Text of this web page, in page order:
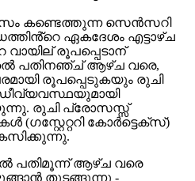
കണ്ടെത്തുന്ന സെൻസറി
ഏകദേശം എട്ടാഴ്ച
രൂപപ്പെടാന്
പതിനഞ്ച് ആഴ്ച വരെ,
രൂപപ്പെടുകയും രുചി
രുചി പ്രോസസ്സ്
(ഗസ്റ്റേറ്ററി കോർട്ടെക്സ്)
പതിമൂന്ന് ആഴ്ച വരെ
തുടങ്ങുന്നു -